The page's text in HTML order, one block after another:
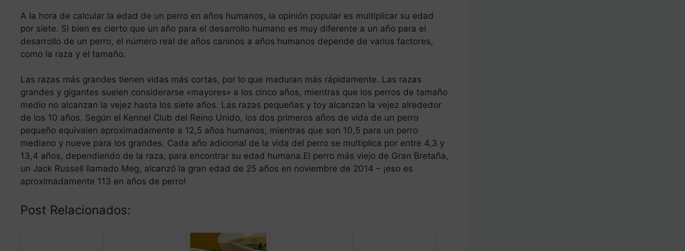
A la hora de calcular la edad de un perro en años humanos, la opinión popular es multiplicar su edad
por siete. Si bien es cierto que un año para el desarrollo humano es muy diferente a un año para el
desarrollo de un perro, el número real de años caninos a años humanos depende de varios factores,
como la raza y el tamaño.
Las razas más grandes tienen vidas más cortas, por lo que maduran más rápidamente. Las razas
grandes y gigantes suelen considerarse «mayores» a los cinco años, mientras que los perros de tamaño
medio no alcanzan la vejez hasta los siete años. Las razas pequeñas y toy alcanzan la vejez alrededor
de los 10 años. Según el Kennel Club del Reino Unido, los dos primeros años de vida de un perro
pequeño equivalen aproximadamente a 12,5 años humanos, mientras que son 10,5 para un perro
mediano y nueve para los grandes. Cada año adicional de la vida del perro se multiplica por entre 4,3 y
13,4 años, dependiendo de la raza, para encontrar su edad humana.El perro más viejo de Gran Bretaña,
un Jack Russell llamado Meg, alcanzó la gran edad de 25 años en noviembre de 2014 – ¡eso es
aproximadamente 113 en años de perro!
Post Relacionados: